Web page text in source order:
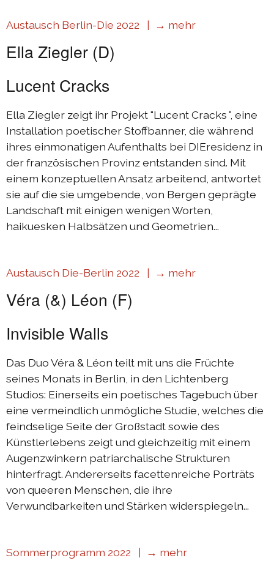
Austausch Berlin-Die 2022 | → mehr
Ella Ziegler (D)
Lucent Cracks
Ella Ziegler zeigt ihr Projekt "Lucent Cracks", eine
Installation poetischer Stoffbanner, die während
ihres einmonatigen Aufenthalts bei DIEresidenz in
der französischen Provinz entstanden sind. Mit
einem konzeptuellen Ansatz arbeitend, antwortet
sie auf die sie umgebende, von Bergen geprägte
Landschaft mit einigen wenigen Worten,
haikuesken Halbsätzen und Geometrien...
Austausch Die-Berlin 2022 | → mehr
Véra (&) Léon (F)
Invisible Walls
Das Duo Véra & Léon teilt mit uns die Früchte
seines Monats in Berlin, in den Lichtenberg
Studios: Einerseits ein poetisches Tagebuch über
eine vermeindlich unmögliche Studie, welches die
feindselige Seite der Großstadt sowie des
Künstlerlebens zeigt und gleichzeitig mit einem
Augenzwinkern patriarchalische Strukturen
hinterfragt. Andererseits facettenreiche Porträts
von queeren Menschen, die ihre
Verwundbarkeiten und Stärken widerspiegeln...
Sommerprogramm 2022 | → mehr